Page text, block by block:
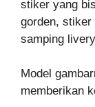
stiker yang
gorden, stiker
samping
Model
memberikan